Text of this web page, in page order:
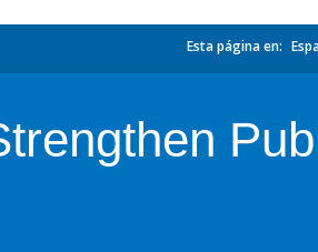
Esta página en: